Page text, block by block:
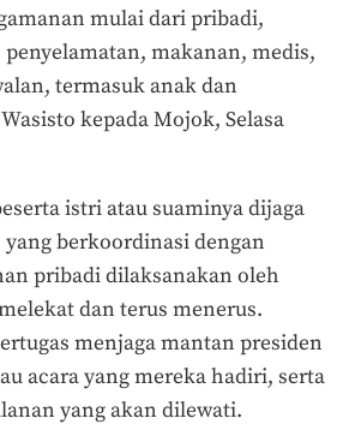
mulai dari pribadi,
makanan, medis,
termasuk anak dan
kepada Mojok, Selasa
istri atau suaminya dijaga
berkoordinasi dengan
pribadi dilaksanakan oleh
dan terus menerus.
menjaga mantan presiden
acara yang mereka hadiri, serta
yang akan dilewati.